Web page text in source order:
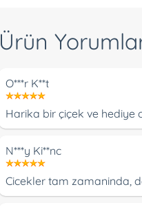
Ürün
O***r K**t
Harika bir çiçek ve hediye
N***y Ki**nc
Cicekler tam zamaninda,